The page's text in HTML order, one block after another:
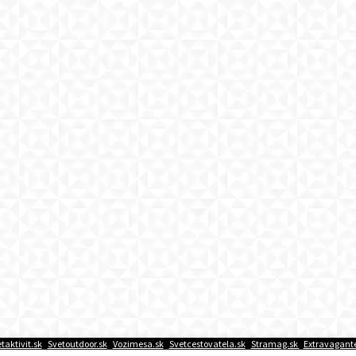
| Svetoutdoor.sk| Vozimesa.sk| Svetcestovatela.sk| Stramag.sk